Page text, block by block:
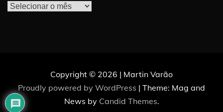
Arquivos
Copyright © 2026 | Martin Varão
Proudly powered by WordPress | Theme: Mag and
News by Candid Themes.